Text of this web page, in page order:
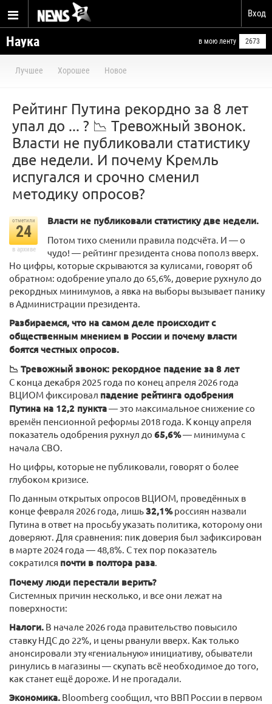
Вход
Наука в мою ленту 2673
Лучшее Хорошее Новое
Рейтинг Путина рекордно за 8 лет
упал до ... ? 📉 Тревожный звонок.
Власти не публиковали статистику
две недели. И почему Кремль
испугался и срочно сменил
методику опросов?
отметили
24
в архиве
Власти не публиковали статистику две недели.
Потом тихо сменили правила подсчёта. И — о
чудо! — рейтинг президента снова пополз вверх.
Но цифры, которые скрываются за кулисами, говорят об
обратном: одобрение упало до 65,6%, доверие рухнуло до
рекордных минимумов, а явка на выборы вызывает панику
в Администрации президента.
Разбираемся, что на самом деле происходит с
общественным мнением в России и почему власти
боятся честных опросов.
📉 Тревожный звонок: рекордное падение за 8 лет
С конца декабря 2025 года по конец апреля 2026 года
ВЦИОМ фиксировал падение рейтинга одобрения
Путина на 12,2 пункта— это максимальное снижение со
времён пенсионной реформы 2018 года. К концу апреля
показатель одобрения рухнул до 65,6%— минимума с
начала СВО.
Но цифры, которые не публиковали, говорят о более
глубоком кризисе.
По данным открытых опросов ВЦИОМ, проведённых в
конце февраля 2026 года, лишь32,1%россиян назвали
Путина в ответ на просьбу указать политика, которому они
доверяют. Для сравнения: пик доверия был зафиксирован
в марте 2024 года — 48,8%. С тех пор показатель
сократился почти в полтора раза.
Почему люди перестали верить?
Системных причин несколько, и все они лежат на
поверхности:
Налоги. В начале 2026 года правительство повысило
ставку НДС до 22%, и цены рванули вверх. Как только
анонсировали эту «гениальную» инициативу, обыватели
ринулись в магазины — скупать всё необходимое до того,
как станет ещё дороже. И не прогадали.
Экономика. Bloomberg сообщил, что ВВП России в первом